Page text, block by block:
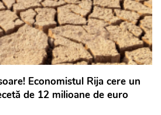
Economistul Rija cere un
de 12 milioane de euro